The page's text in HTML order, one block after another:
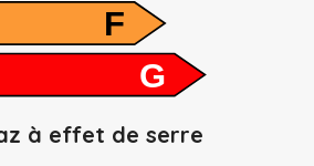
F
G
à effet de serre